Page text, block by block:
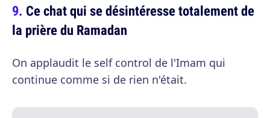
Ce chat qui se désintéresse totalement de
la prière du Ramadan
On applaudit le self control de l'Imam qui
continue comme si de rien n'était.